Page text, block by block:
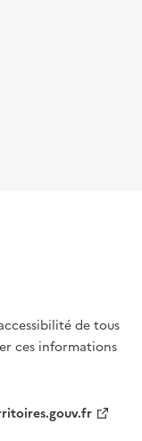
de tous
ces informations